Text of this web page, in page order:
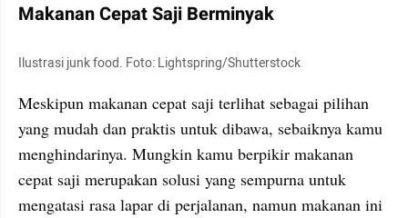
Makanan Cepat Saji Berminyak
Ilustrasi junk food. Foto: Lightspring/Shutterstock
Meskipun makanan cepat saji terlihat sebagai pilihan
yang mudah dan praktis untuk dibawa, sebaiknya kamu
menghindarinya. Mungkin kamu berpikir makanan
cepat saji merupakan solusi yang sempurna untuk
mengatasi rasa lapar di perjalanan, namun makanan ini